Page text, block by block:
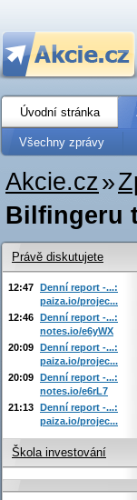
Úvodní stránka
Všechny zprávy
Akcie.cz»
Bilfingeru
Právě diskutujete
12:47 Denní report -...:
paiza.io/projec...
12:46 Denní report -...:
notes.io/e6yWX
20:09 Denní report -...:
paiza.io/projec...
20:09 Denní report -...:
notes.io/e6rL7
21:13 Denní report -...:
paiza.io/projec...
Škola investování